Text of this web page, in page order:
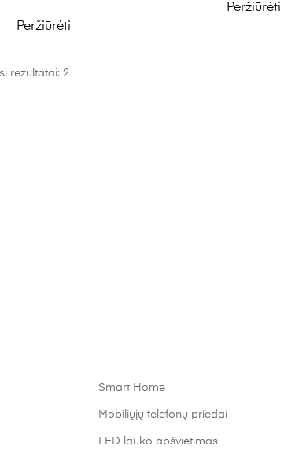
Peržiūrėti
Peržiūrėti
rezultatai: 2
Smart Home
Mobiliųjų telefonų priedai
LED lauko apšvietimas